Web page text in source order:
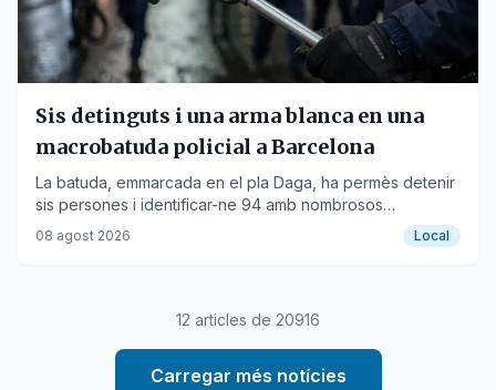
Sis detinguts i una arma blanca en una
macrobatuda policial a Barcelona
La batuda, emmarcada en el pla Daga, ha permès detenir
sis persones i identificar-ne 94 amb nombrosos
antecedents.
08 agost 2026 Local
12 articles de 20916
Carregar més notícies